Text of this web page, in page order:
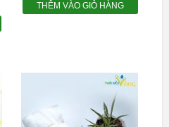
THÊM VÀO GIỎ HÀNG